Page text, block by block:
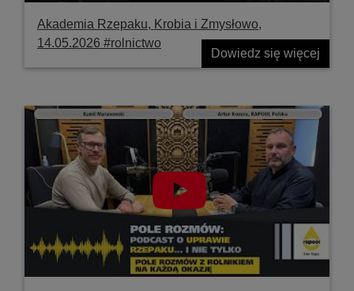
Akademia Rzepaku, Krobia i Zmysłowo,
14.05.2026 #rolnictwo
Dowiedz się więcej